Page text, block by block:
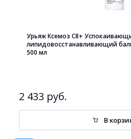
Урьяж Ксемоз С8+
липидовосстанавливающий
500 мл
2 433 руб.
В